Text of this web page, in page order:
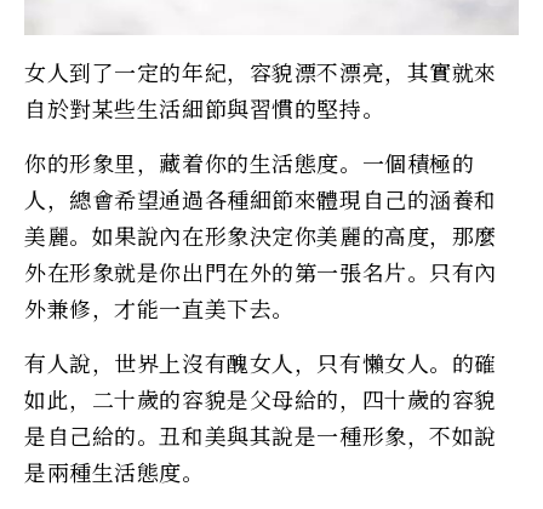
女人到了一定的年紀，容貌漂不漂亮，其實就來
自於對某些生活細節與習慣的堅持。
你的形象里，藏着你的生活態度。一個積極的
人，總會希望通過各種細節來體現自己的涵養和
美麗。如果說內在形象決定你美麗的高度，那麼
外在形象就是你出門在外的第一張名片。只有內
外兼修，才能一直美下去。
有人說，世界上沒有醜女人，只有懶女人。的確
如此，二十歲的容貌是父母給的，四十歲的容貌
是自己給的。丑和美與其說是一種形象，不如說
是兩種生活態度。